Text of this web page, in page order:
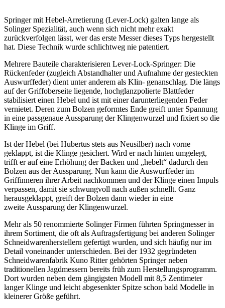
Springer mit Hebel-Arretierung (Lever-Lock) galten lange als
Solinger Spezialität, auch wenn sich nicht mehr exakt
zurückverfolgen lässt, wer das erste Messer dieses Typs hergestellt
hat. Diese Technik wurde schlichtweg nie patentiert.
Mehrere Bauteile charakterisieren Lever-Lock-Springer: Die
Rückenfeder (zugleich Abstandhalter und Aufnahme der gesteckten
Auswurffeder) dient unter anderem als Klin- genanschlag. Die längs
auf der Griffoberseite liegende, hochglanzpolierte Blattfeder
stabilisiert einen Hebel und ist mit einer darunterliegenden Feder
vernietet. Deren zum Bolzen geformtes Ende greift unter Spannung
in eine passgenaue Aussparung der Klingenwurzel und fixiert so die
Klinge im Griff.
Ist der Hebel (bei Hubertus stets aus Neusilber) nach vorne
geklappt, ist die Klinge gesichert. Wird er nach hinten umgelegt,
trifft er auf eine Erhöhung der Backen und „hebelt“ dadurch den
Bolzen aus der Aussparung. Nun kann die Auswurffeder im
Griffinneren ihrer Arbeit nachkommen und der Klinge einen Impuls
verpassen, damit sie schwungvoll nach außen schnellt. Ganz
herausgeklappt, greift der Bolzen dann wieder in eine
zweite Aussparung der Klingenwurzel.
Mehr als 50 renommierte Solinger Firmen führten Springmesser in
ihrem Sortiment, die oft als Auftragsfertigung bei anderen Solinger
Schneidwarenherstellern gefertigt wurden, und sich häufig nur im
Detail voneinander unterschieden. Bei der 1932 gegründeten
Schneidwarenfabrik Kuno Ritter gehörten Springer neben
traditionellen Jagdmessern bereits früh zum Herstellungsprogramm.
Dort wurden neben dem gängigsten Modell mit 8,5 Zentimeter
langer Klinge und leicht abgesenkter Spitze schon bald Modelle in
kleinerer Größe geführt.